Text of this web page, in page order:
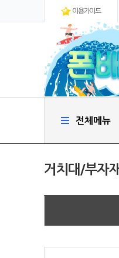
이용가이드
전체메뉴
거치대/부자재